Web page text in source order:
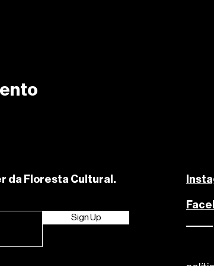
da Floresta Cultural.
Sign Up